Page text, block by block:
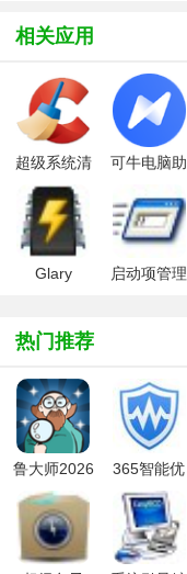
相关应用
超级系统清
理
(CCleaner
专业版)
可牛电脑助
Glary
启动项管理
热门推荐
鲁大师2026
最新版
365智能优
化(Wise
Care 365)